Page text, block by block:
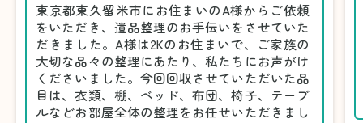
東京都東久留米市にお住まいのA様からご依頼
をいただき、遺品整理のお手伝いをさせていた
だきました。A様は2Kのお住まいで、ご家族の
大切な品々の整理にあたり、私たちにお声がけ
くださいました。今回回収させていただいた品
目は、衣類、棚、ベッド、布団、椅子、テーブ
ルなどお部屋全体の整理をお任せいただきまし